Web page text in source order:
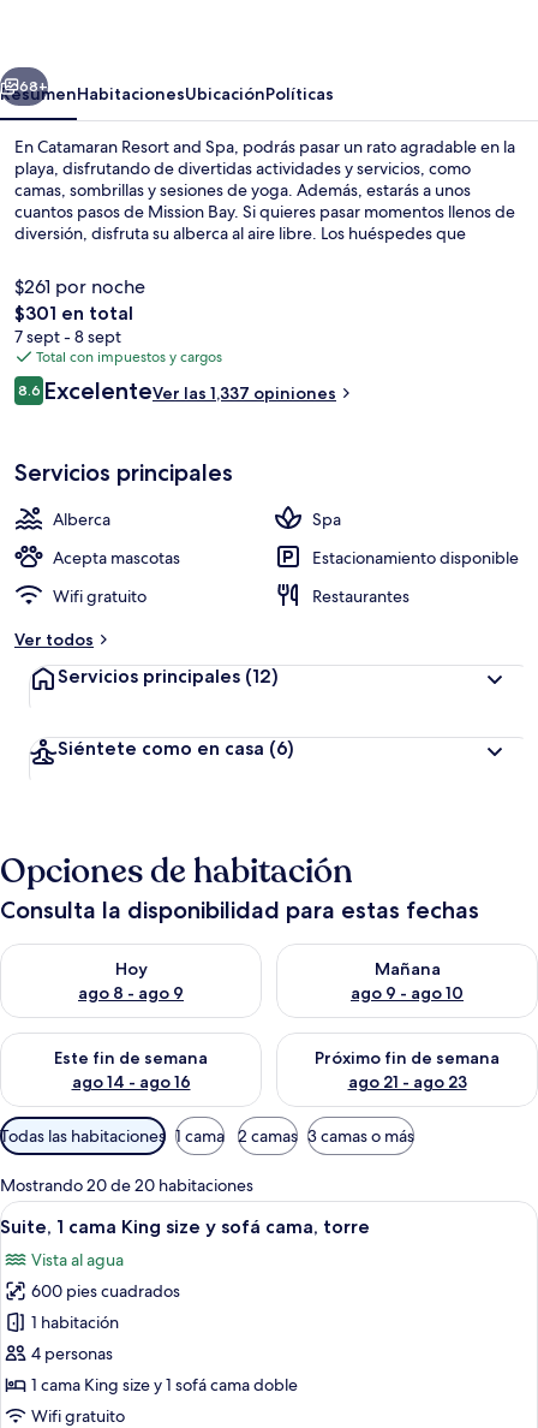
Siguiente
68+
ResumenHabitacionesUbicaciónPolíticas
En Catamaran Resort and Spa, podrás pasar un rato agradable en la
playa, disfrutando de divertidas actividades y servicios, como
camas, sombrillas y sesiones de yoga. Además, estarás a unos
cuantos pasos de Mission Bay. Si quieres pasar momentos llenos de
diversión, disfruta su alberca al aire libre. Los huéspedes que
envoltura corporal y una sesión de aromaterapia. Frente a la playa,
Oceana Coastal Kitchen sirve cocina americana y está abierto para el
desayuno, la comida y la cena. Destacan sus 2 bares o lounges, su
bar junto a la alberca y su gimnasio. Otros visitantes hablan
maravillas de las amenidades y características como el personal
amable y la cercanía con la playa.
$261 por noche
El
precio
total
es
de
$301 en total
7 sept - 8 sept
Total con impuestos y cargos
Opiniones
8.68.6 de 10,
ExcelenteVer las 1,337 opiniones
Servicios principales
Alberca
Spa
Acepta mascotas
Estacionamiento disponible
Wifi gratuito
Restaurantes
Ver todos
Servicios principales (12)
Siéntete como en casa (6)
Opciones de habitación
Consulta la disponibilidad para estas fechas
Hoy
ago 8 - ago 9
Consulta la disponibilidad para hoy ago 8 - ago 9
Mañana
ago 9 - ago 10
Consulta la disponibilidad
Este fin de semana
ago 14 - ago 16
Consulta la disponibilidad para este fin de semana ago 14 -
Próximo fin de semana
ago 21 - ago 23
Consulta la disponibilidad
Filtros
disponibles
para
las
habitaciones
Todas las habitaciones 1 cama 2 camas 3 camas o más
Mostrando 20 de 20 habitaciones
Abrir
todas
las
fotos
de
Suite,
1
cama
Habitación de hotel con balcón,
5
Suite, 1 cama King size y sofá cama, torre
Vista al agua
600 pies cuadrados
1 habitación
4 personas
1 cama King size y 1 sofá cama doble
Wifi gratuito